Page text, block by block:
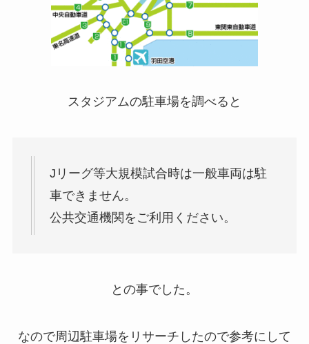
スタジアムの駐車場を調べると
J リーグ等大規模試合時は一般車両は駐
車できません。
公共交通機関をご利用ください。
との事でした。
なので周辺駐車場をリサーチしたので参考にして